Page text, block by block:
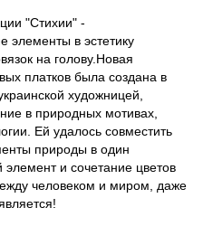
"Стихии" -
элементы в эстетику
на голову.Новая
платков была создана в
художницей,
в природных мотивах,
Ей удалось совместить
природы в один
и сочетание цветов
человеком и миром, даже